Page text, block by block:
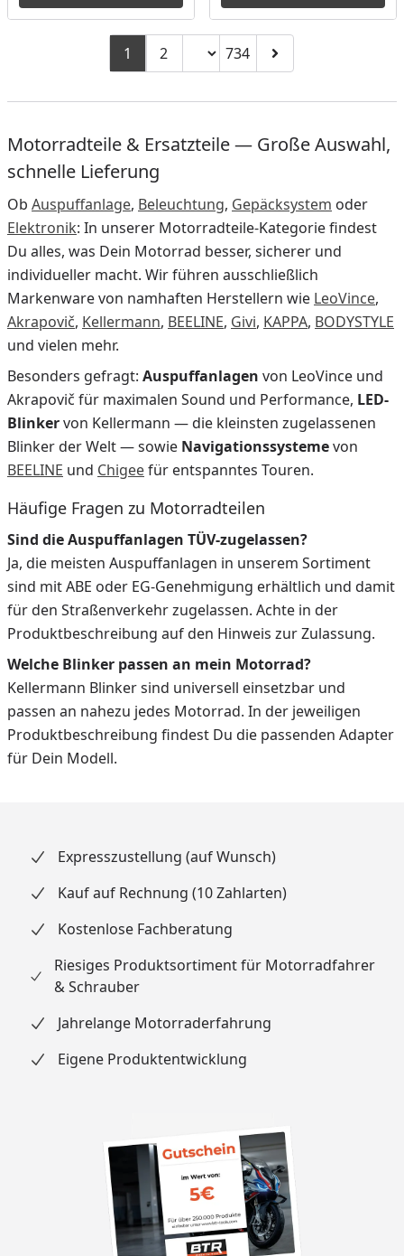
1 Zu Seite 2
2 Seitenzahl ändern
Zu Seite 734
734 Zur nächsten Seite
Motorradteile & Ersatzteile — Große Auswahl,
schnelle Lieferung
Ob Auspuffanlage, Beleuchtung, Gepäcksystem oder
Elektronik: In unserer Motorradteile-Kategorie findest
Du alles, was Dein Motorrad besser, sicherer und
individueller macht. Wir führen ausschließlich
Markenware von namhaften Herstellern wie LeoVince,
Akrapovič, Kellermann, BEELINE, Givi, KAPPA, BODYSTYLE
und vielen mehr.
Besonders gefragt: Auspuffanlagen von LeoVince und
Akrapovič für maximalen Sound und Performance, LED-
Blinkervon Kellermann — die kleinsten zugelassenen
Blinker der Welt — sowie Navigationssystemevon
BEELINE und Chigeefür entspanntes Touren.
Häufige Fragen zu Motorradteilen
Sind die Auspuffanlagen TÜV-zugelassen?
Ja, die meisten Auspuffanlagen in unserem Sortiment
sind mit ABE oder EG-Genehmigung erhältlich und damit
für den Straßenverkehr zugelassen. Achte in der
Produktbeschreibung auf den Hinweis zur Zulassung.
Welche Blinker passen an mein Motorrad?
Kellermann Blinker sind universell einsetzbar und
passen an nahezu jedes Motorrad. In der jeweiligen
Produktbeschreibung findest Du die passenden Adapter
für Dein Modell.
Expresszustellung (auf Wunsch)
Kauf auf Rechnung (10 Zahlarten)
Kostenlose Fachberatung
Riesiges Produktsortiment für Motorradfahrer
& Schrauber
Jahrelange Motorraderfahrung
Eigene Produktentwicklung